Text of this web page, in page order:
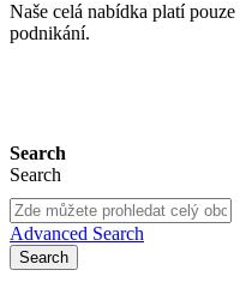
Naše celá nabídka platí
podnikání.
Search
Search
Advanced Search
Search